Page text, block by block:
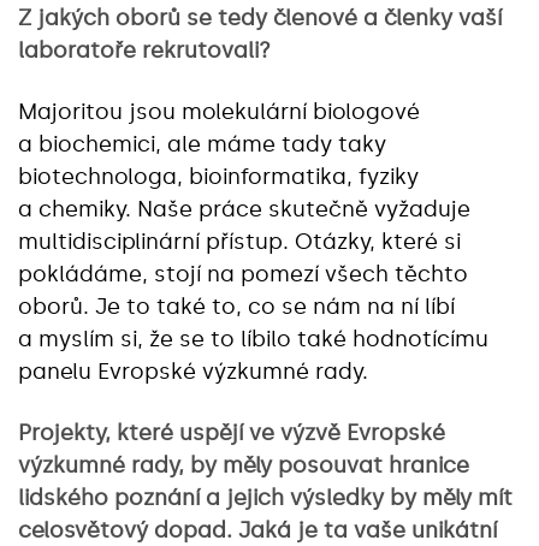
Z jakých oborů se tedy členové a členky vaší
laboratoře rekrutovali?
Majoritou jsou molekulární biologové
a biochemici, ale máme tady taky
biotechnologa, bioinformatika, fyziky
a chemiky. Naše práce skutečně vyžaduje
multidisciplinární přístup. Otázky, které si
pokládáme, stojí na pomezí všech těchto
oborů. Je to také to, co se nám na ní líbí
a myslím si, že se to líbilo také hodnotícímu
panelu Evropské výzkumné rady.
Projekty, které uspějí ve výzvě Evropské
výzkumné rady, by měly posouvat hranice
lidského poznání a jejich výsledky by měly mít
celosvětový dopad. Jaká je ta vaše unikátní